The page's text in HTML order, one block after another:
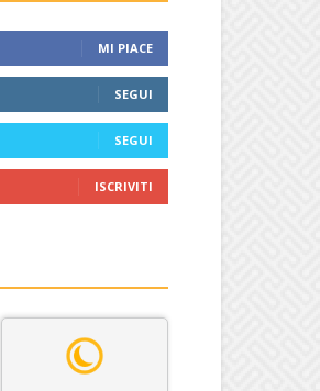
MI PIACE
SEGUI
SEGUI
ISCRIVITI